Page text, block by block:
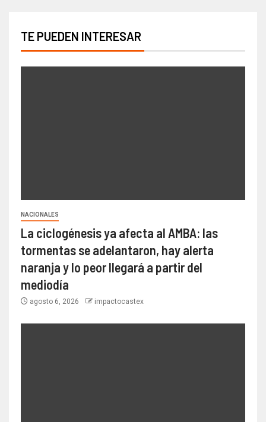
TE PUEDEN INTERESAR
NACIONALES
La ciclogénesis ya afecta al AMBA: las
tormentas se adelantaron, hay alerta
naranja y lo peor llegará a partir del
mediodía
agosto 6, 2026 impactocastex